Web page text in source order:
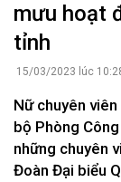
mưu hoạt
tỉnh
15/03/2023 lúc
Nữ chuyên
bộ Phòng
những chuyên
Đoàn Đại biểu